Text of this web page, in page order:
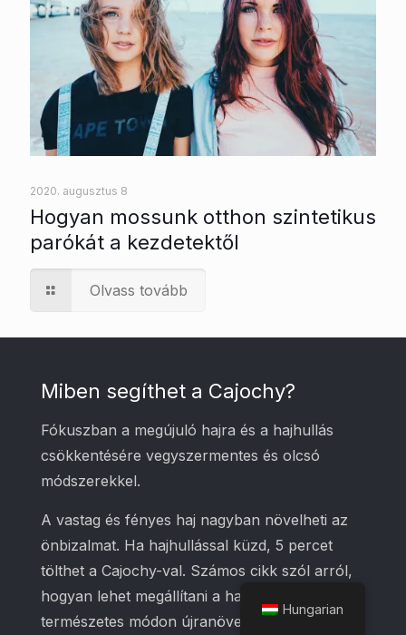
2020. augusztus 8
Hogyan mossunk otthon szintetikus
parókát a kezdetektől
Olvass tovább
Miben segíthet a Cajochy?
Fókuszban a megújuló hajra és a hajhullás
csökkentésére vegyszermentes és olcsó
módszerekkel.
A vastag és fényes haj nagyban növelheti az
önbizalmat. Ha hajhullással küzd, 5 percet
tölthet a Cajochy-val. Számos cikk szól arról,
hogyan lehet megállítani a hajhullást és
természetes módon újranövekedni.
Hungarian